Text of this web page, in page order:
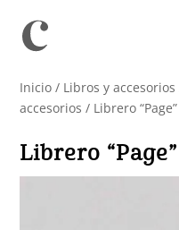
Inicio / Libros y accesorios
accesorios / Librero
Librero